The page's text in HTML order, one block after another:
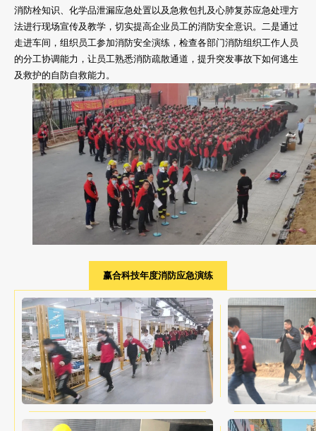
消防栓知识、化学品泄漏应急处置以及急救包扎及心肺复苏应急处理方
法进行现场宣传及教学，切实提高企业员工的消防安全意识。二是通过
走进车间，组织员工参加消防安全演练，检查各部门消防组织工作人员
的分工协调能力，让员工熟悉消防疏散通道，提升突发事故下如何逃生
及救护的自防自救能力。
赢合科技年度消防应急演练